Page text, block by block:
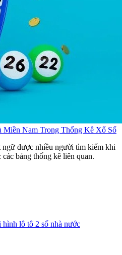
Nam Trong Thống Kê Xổ Số
được nhiều người tìm kiếm khi
bảng thống kê liên quan.
lô tô 2 số nhà nước